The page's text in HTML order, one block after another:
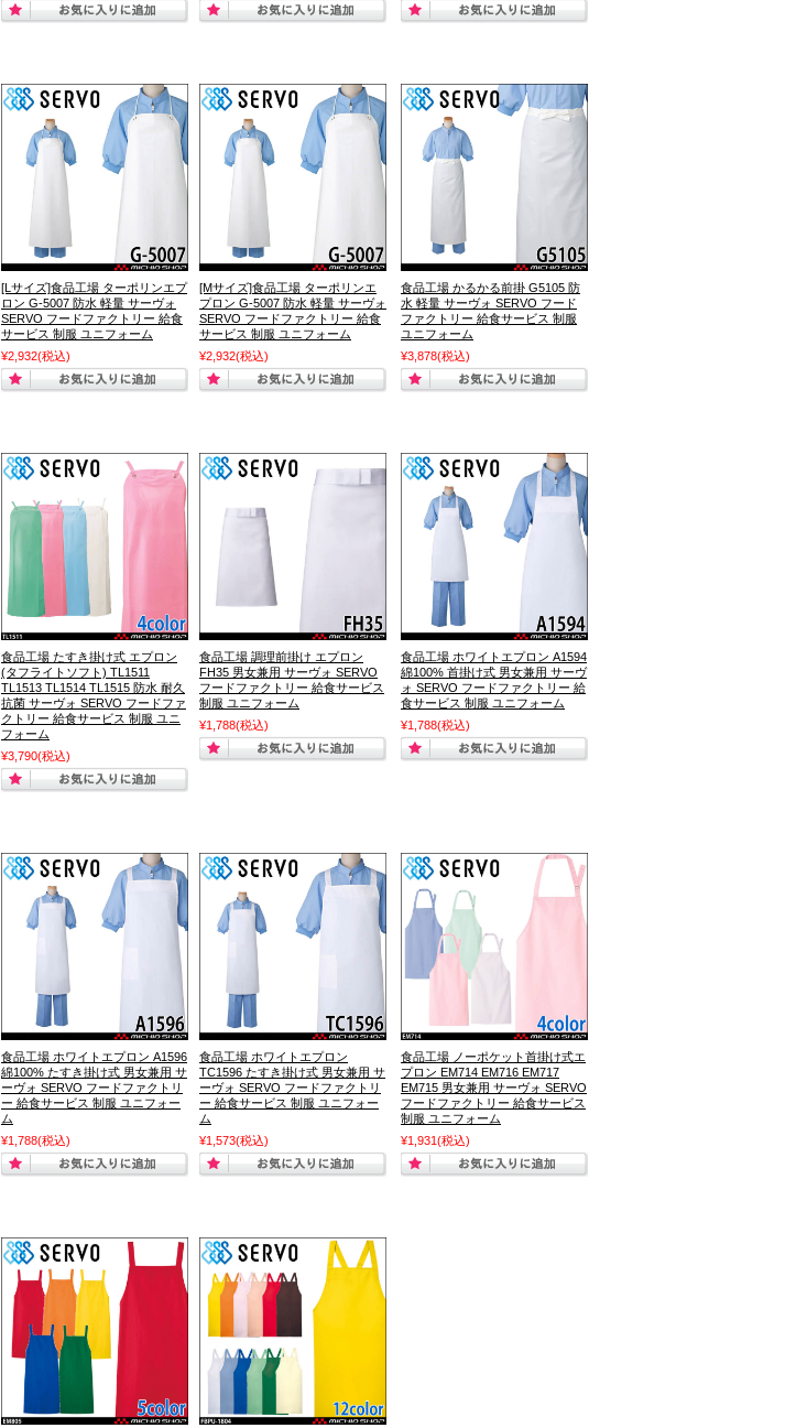
[Lサイズ]食品工場 ターポリンエプ
ロン G-5007 防水 軽量 サーヴォ
SERVO フードファクトリー 給食
サービス 制服 ユニフォーム
¥2,932(税込)
[Mサイズ]食品工場 ターポリンエ
プロン G-5007 防水 軽量 サーヴォ
SERVO フードファクトリー 給食
サービス 制服 ユニフォーム
¥2,932(税込)
食品工場 かるかる前掛 G5105 防
水 軽量 サーヴォ SERVO フード
ファクトリー 給食サービス 制服
ユニフォーム
¥3,878(税込)
食品工場 たすき掛け式 エプロン
(タフライトソフト) TL1511
TL1513 TL1514 TL1515 防水 耐久
抗菌 サーヴォ SERVO フードファ
クトリー 給食サービス 制服 ユニ
フォーム
¥3,790(税込)
食品工場 調理前掛け エプロン
FH35 男女兼用 サーヴォ SERVO
フードファクトリー 給食サービス
制服 ユニフォーム
¥1,788(税込)
食品工場 ホワイトエプロン A1594
綿100% 首掛け式 男女兼用 サーヴ
ォ SERVO フードファクトリー 給
食サービス 制服 ユニフォーム
¥1,788(税込)
食品工場 ホワイトエプロン A1596
綿100% たすき掛け式 男女兼用 サ
ーヴォ SERVO フードファクトリ
ー 給食サービス 制服 ユニフォー
ム
¥1,788(税込)
食品工場 ホワイトエプロン
TC1596 たすき掛け式 男女兼用 サ
ーヴォ SERVO フードファクトリ
ー 給食サービス 制服 ユニフォー
ム
¥1,573(税込)
食品工場 ノーポケット首掛け式エ
プロン EM714 EM716 EM717
EM715 男女兼用 サーヴォ SERVO
フードファクトリー 給食サービス
制服 ユニフォーム
¥1,931 (税込)